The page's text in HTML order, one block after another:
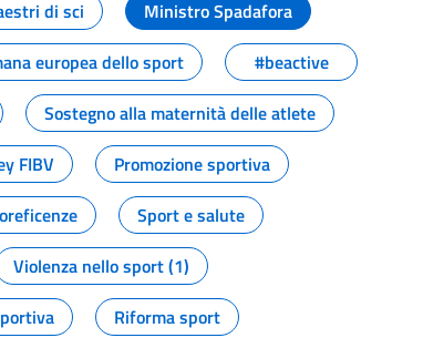
di sci
Ministro Spadafora
europea dello sport
#beactive
Sostegno alla maternità delle atlete
FIBV
Promozione sportiva
Sport e salute
Violenza nello sport (1)
Riforma sport